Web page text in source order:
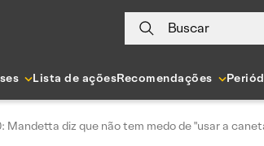
Buscar
Lista de açõesRecomendações
diz que não tem medo de "usar a